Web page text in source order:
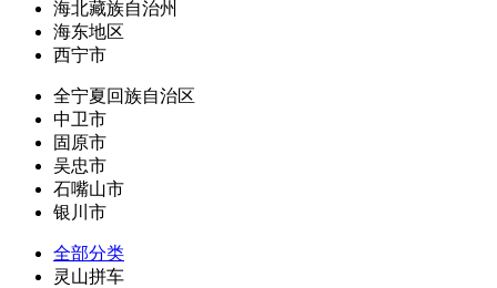
海北藏族自治州
海东地区
西宁市
全宁夏回族自治区
中卫市
固原市
吴忠市
石嘴山市
银川市
全部分类
灵山拼车